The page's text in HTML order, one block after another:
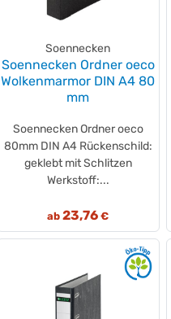
Soennecken
Soennecken Ordner oeco
Wolkenmarmor DIN A4 80
mm
Soennecken Ordner oeco
80mm DIN A4 Rückenschild:
geklebt mit Schlitzen
Werkstoff:...
ab23,76 €